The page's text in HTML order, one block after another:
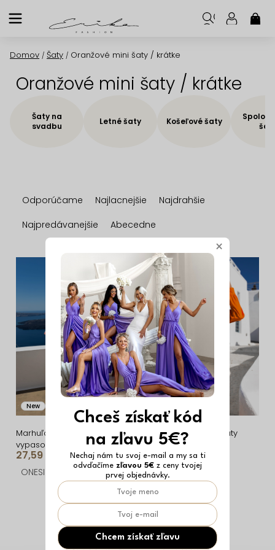
na
Domov / Šaty / Oranžové mini šaty / krátke
Oranžové mini šaty / krátke
Šaty na
svadbu
Letné šaty Košeľové šaty
a
d
n
e
p
r
u
k
t
o
v
Odporúčame Najlacnejšie
Najdrahšie
Najpredávanejšie
Abecedne
p
i
s
o
d
u
k
New
Marhuľové áčkové
vypasované krátke šaty
ULJANA s kvetmi
27,59 €
ONESIZE
Oranžové košeľové šaty
SIERRA na gombíky
17,51 €
ONESIZE
O
v
l
á
×
Chceš získať kód
na zľavu 5€?
Nechaj nám tu svoj e-mail a my sa ti
odvďačíme zľavou 5€ z ceny tvojej
prvej objednávky.
Chcem získať zľavu